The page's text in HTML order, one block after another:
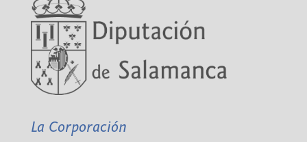
La Corporación